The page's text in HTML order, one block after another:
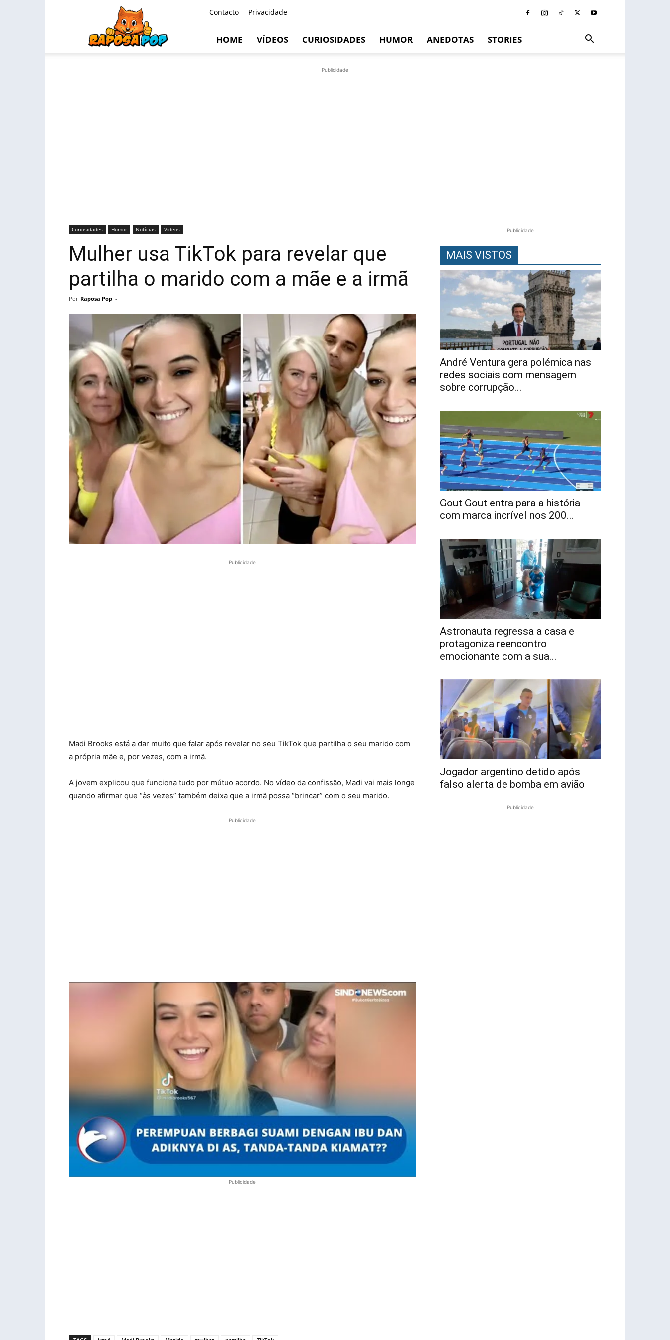
Contacto Privacidade
HOME VÍDEOS CURIOSIDADES HUMOR ANEDOTAS STORIES
Publicidade
Curiosidades Humor Notícias Vídeos
Mulher usa TikTok para revelar que
partilha o marido com a mãe e a irmã
Por Raposa Pop -
Publicidade
Madi Brooks está a dar muito que falar após revelar no seu TikTok que partilha o seu marido com
a própria mãe e, por vezes, com a irmã.
A jovem explicou que funciona tudo por mútuo acordo. No vídeo da confissão, Madi vai mais longe
quando afirmar que “às vezes” também deixa que a irmã possa “brincar” com o seu marido.
Publicidade
Publicidade
Publicidade
MAIS VISTOS
André Ventura gera polémica nas
redes sociais com mensagem
sobre corrupção...
Gout Gout entra para a história
com marca incrível nos 200...
Astronauta regressa a casa e
protagoniza reencontro
emocionante com a sua...
Jogador argentino detido após
falso alerta de bomba em avião
Publicidade